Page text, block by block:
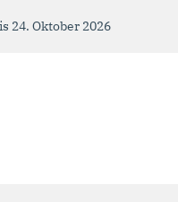
24. Oktober 2026